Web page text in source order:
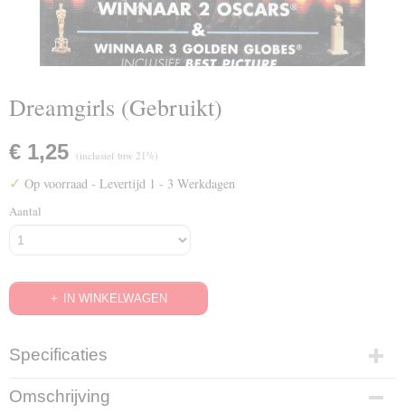
Dreamgirls (Gebruikt)
€ 1,25 (inclusief btw 21%)
✓ Op voorraad - Levertijd 1 - 3 Werkdagen
Aantal
IN WINKELWAGEN
Specificaties
EAN code
8717721880508
Omschrijving